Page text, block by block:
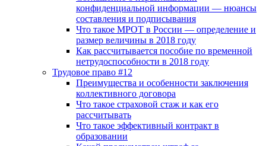
конфиденциальной информации — нюансы
составления и подписывания
Что такое МРОТ в России — определение и
размер величины в 2018 году
Как рассчитывается пособие по временной
нетрудоспособности в 2018 году
Трудовое право #12
Преимущества и особенности заключения
коллективного договора
Что такое страховой стаж и как его
рассчитывать
Что такое эффективный контракт в
образовании